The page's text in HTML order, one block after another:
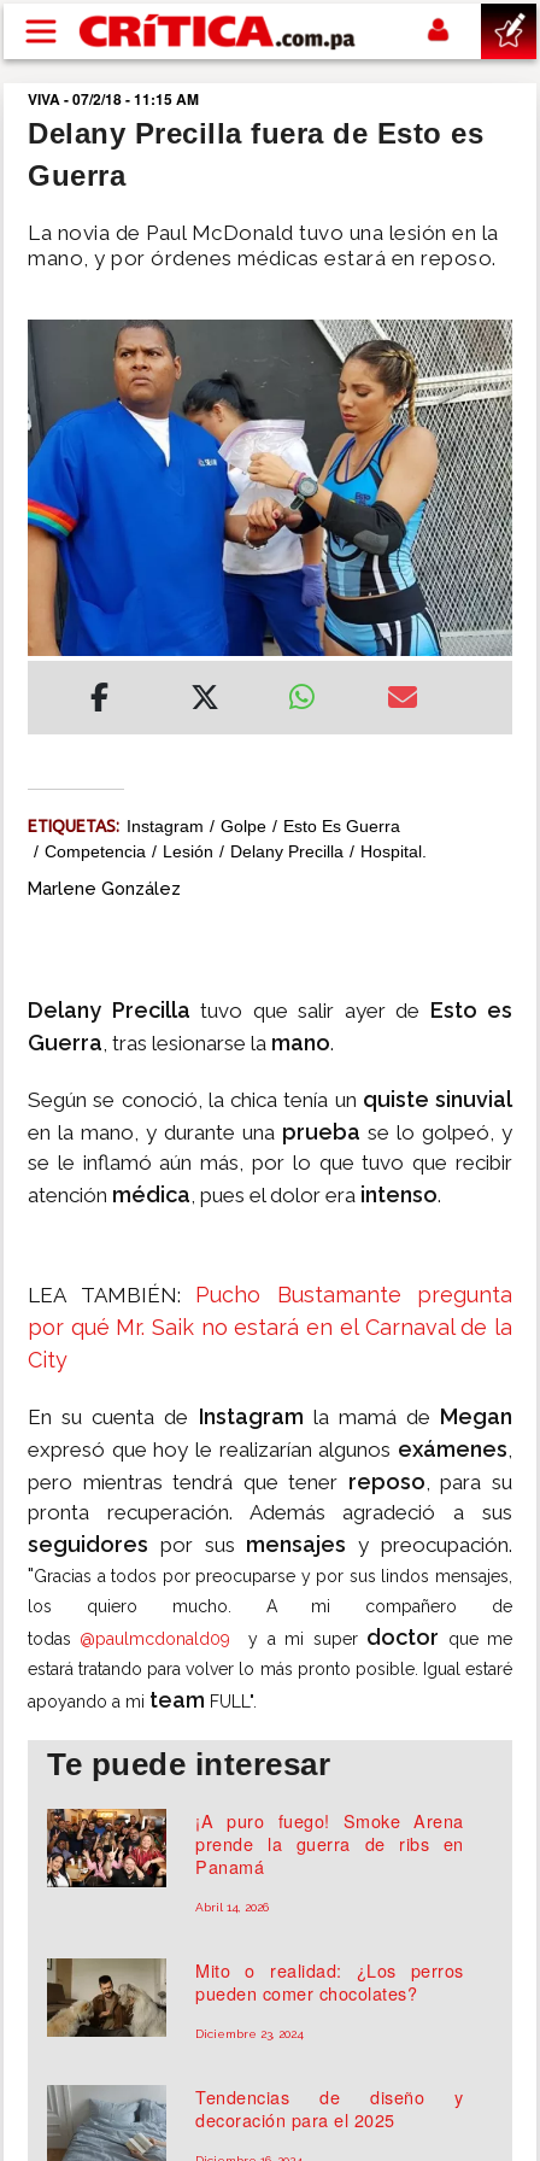
Pasar al contenido principal
buscar
SUCESOS
NACIONAL
DEPORTES
MUNDO
INSÓLITAS
MULTIMEDIA
VIVA - 07/2/18 - 11:15 AM
Delany Precilla fuera de Esto es
Guerra
La novia de Paul McDonald tuvo una lesión en la
mano, y por órdenes médicas estará en reposo.
ETIQUETAS: Instagram Golpe
Esto Es Guerra
Competencia
Lesión Delany Precilla Hospital.
Marlene González
Delany Precilla tuvo que salir ayer de Esto es
Guerra, tras lesionarse la mano.
Según se conoció, la chica tenía un quiste sinuvial
en la mano, y durante una prueba se lo golpeó, y
se le inflamó aún más, por lo que tuvo que recibir
atención médica, pues el dolor era intenso.
LEA TAMBIÉN: Pucho Bustamante pregunta
por qué Mr. Saik no estará en el Carnaval de la
City
En su cuenta de Instagram la mamá de Megan
expresó que hoy le realizarían algunos exámenes,
pero mientras tendrá que tener reposo, para su
pronta recuperación. Además agradeció a sus
seguidores por sus mensajes y preocupación.
"Gracias a todos por preocuparse y por sus lindos mensajes,
los quiero mucho. A mi compañero de
todas @paulmcdonald09 y a mi super doctor
que me
estará tratando para volver lo más pronto posible. Igual estaré
apoyando a mi team FULL".
Te puede interesar
¡A puro fuego! Smoke Arena
prende la guerra de ribs en
Panamá
Abril 14, 2026
Mito o realidad: ¿Los perros
pueden comer chocolates?
Diciembre 23, 2024
Tendencias de diseño y
decoración para el 2025